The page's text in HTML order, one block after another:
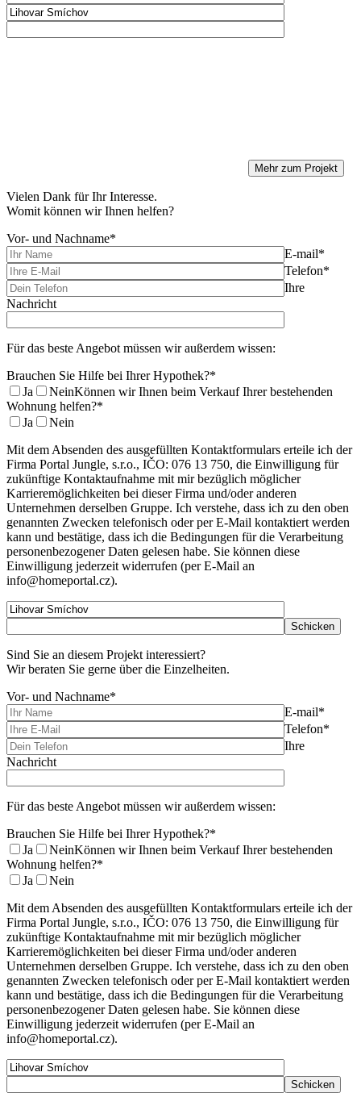
Vielen Dank für Ihr Interesse.
Womit können wir Ihnen helfen?
Vor- und Nachname*
E-mail*
Telefon*
Ihre
Nachricht
Für das beste Angebot müssen wir außerdem wissen:
Brauchen Sie Hilfe bei Ihrer Hypothek?*
Ja
NeinKönnen wir Ihnen beim Verkauf Ihrer bestehenden
Wohnung helfen?*
Ja
Nein
Mit dem Absenden des ausgefüllten Kontaktformulars erteile ich der
Firma Portal Jungle, s.r.o., IČO: 076 13 750, die Einwilligung für
zukünftige Kontaktaufnahme mit mir bezüglich möglicher
Karrieremöglichkeiten bei dieser Firma und/oder anderen
Unternehmen derselben Gruppe. Ich verstehe, dass ich zu den oben
genannten Zwecken telefonisch oder per E-Mail kontaktiert werden
kann und bestätige, dass ich die Bedingungen für die Verarbeitung
personenbezogener Daten gelesen habe. Sie können diese
Einwilligung jederzeit widerrufen (per E-Mail an
info@homeportal.cz).
Sind Sie an diesem Projekt interessiert?
Wir beraten Sie gerne über die Einzelheiten.
Vor- und Nachname*
E-mail*
Telefon*
Ihre
Nachricht
Für das beste Angebot müssen wir außerdem wissen:
Brauchen Sie Hilfe bei Ihrer Hypothek?*
Ja
NeinKönnen wir Ihnen beim Verkauf Ihrer bestehenden
Wohnung helfen?*
Ja
Nein
Mit dem Absenden des ausgefüllten Kontaktformulars erteile ich der
Firma Portal Jungle, s.r.o., IČO: 076 13 750, die Einwilligung für
zukünftige Kontaktaufnahme mit mir bezüglich möglicher
Karrieremöglichkeiten bei dieser Firma und/oder anderen
Unternehmen derselben Gruppe. Ich verstehe, dass ich zu den oben
genannten Zwecken telefonisch oder per E-Mail kontaktiert werden
kann und bestätige, dass ich die Bedingungen für die Verarbeitung
personenbezogener Daten gelesen habe. Sie können diese
Einwilligung jederzeit widerrufen (per E-Mail an
info@homeportal.cz).